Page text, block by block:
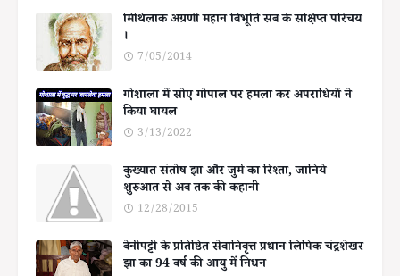
मिथिलाक अग्रणी महान बिभूति सब के संक्षिप्त परिचय
।
7/05/2014
गोशाला में सोए गोपाल पर हमला कर अपराधियों ने
किया घायल
3/13/2022
कुख्यात संतोष झा और जुर्म का रिश्ता, जानिये
शुरुआत से अब तक की कहानी
12/28/2015
बेनीपट्टी के प्रतिष्ठित सेवानिवृत्त प्रधान लिपिक चंद्रशेखर
झा का 94 वर्ष की आयु में निधन